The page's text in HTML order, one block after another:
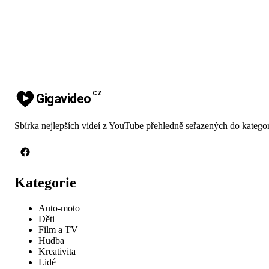
Gigavideo CZ
Sbírka nejlepších videí z YouTube přehledně seřazených do
Kategorie
Auto-moto
Děti
Film a TV
Hudba
Kreativita
Lidé